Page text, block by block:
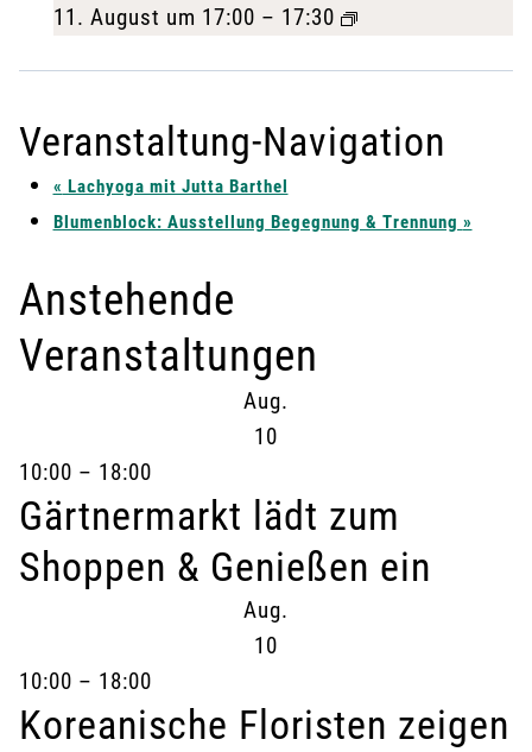
11. August um 17:00 – 17:30
Veranstaltung-Navigation
« Lachyoga mit Jutta Barthel
Blumenblock: Ausstellung Begegnung & Trennung »
Anstehende
Veranstaltungen
Aug.
10
10:00 – 18:00
Gärtnermarkt lädt zum
Shoppen & Genießen ein
Aug.
10
10:00 – 18:00
Koreanische Floristen zeigen